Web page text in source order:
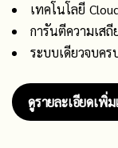
เทคโนโลยี
การันตีความเส
ระบบเดียวจบค
ดูรายละเอียดเพิ่